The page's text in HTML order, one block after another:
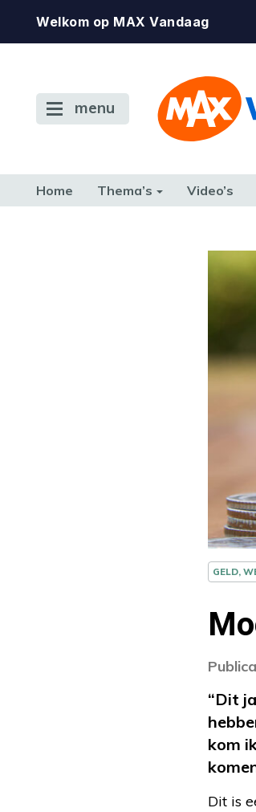
Welkom op MAX Vandaag
menu
Home Thema’s Video’s
GELD,
“Dit
kom
Dit is